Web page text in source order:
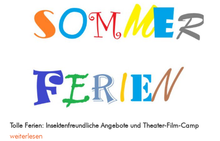
Tolle Ferien: Insektenfreundliche Angebote und Theater-Film-Camp
weiterlesen